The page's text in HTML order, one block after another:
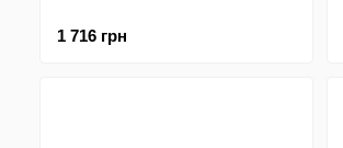
1 716 грн